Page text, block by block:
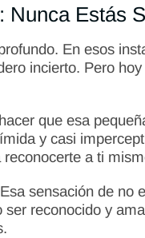
Nunca Estás
En esos
incierto. Pero
que esa
y casi
a ti
sensación de no
reconocido y